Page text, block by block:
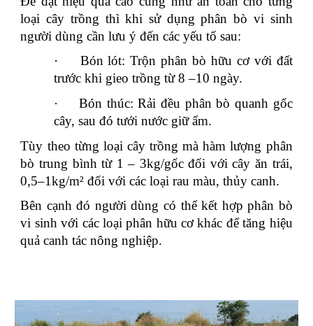
loại cây trồng thì khi sử dụng phân bò vi sinh
người dùng cần lưu ý đến các yếu tố sau:
·
Bón lót: Trộn phân bò hữu cơ với đất
trước khi gieo trồng từ 8 –10 ngày.
·
Bón thúc: Rải đều phân bò quanh gốc
cây, sau đó tưới nước giữ ẩm.
Tùy theo từng loại cây trồng mà hàm lượng phân
bò trung bình từ 1 – 3kg/gốc đối với cây ăn trái,
0,5–1kg/m² đối với các loại rau màu, thủy canh.
Bên cạnh đó người dùng có thể kết hợp phân bò
vi sinh với các loại phân hữu cơ khác để tăng hiệu
quả canh tác nông nghiệp.